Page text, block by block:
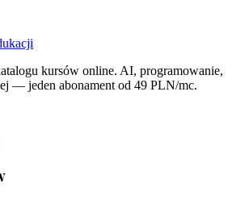
kursów online. AI, programowanie,
— jeden abonament od 49 PLN/mc.